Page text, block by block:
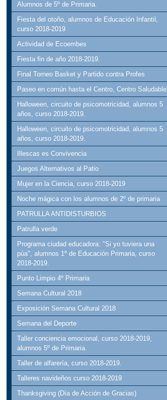
Alumnos de 5º de Primaria.
Fiesta del otoño, alumnos de Educación Infantil,
curso 2018-2019
Actividad de Ecoembes
Fiesta fin de año 2018-2019.
Final Torneo Basket y Partido contra Profes
Paseo en común hasta el Centro, Centro Saludable
Halloween, circuito de psicomotricidad, alumnos 5
años, curso 2018-2019.
Halloween, circuito de psicomotricidad, alumnos 5
años, curso 2018-2019.
Illescas es Convivencia
Juegos Alternativos al Patio
Mujer en la Ciencia, curso 2018-2019
Noche mágica con los alumnos de 2º de primaria
PATRULLA ANTIDISTURBIOS
Patrulla verde
Programa ciudad educadora: "Si yo tuviera una
púa", alumnos 1º de Educación Primaria, curso
2018-2019.
Punto Limpio 4º Primaria
Semana Cultural 2018
Exposición Semana Cultural 2018
Semana del Deporte
Taller conciencia emocional, curso 2018-2019,
alumnos 5º de Primaria.
Taller de alfarería, curso 2018-2019.
Talleres navideños curso 2018-2019
Thanksgiving (Día de Acción de Gracias)